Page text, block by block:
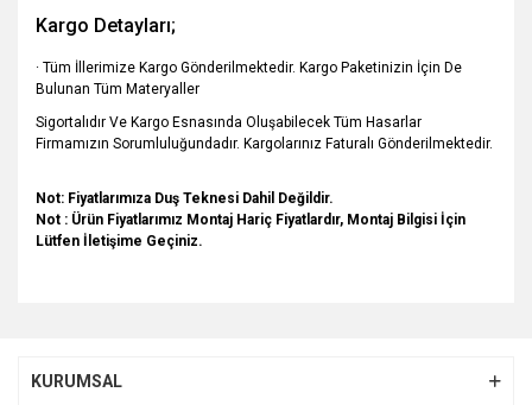
Kargo Detayları;
· Tüm İllerimize Kargo Gönderilmektedir. Kargo Paketinizin İçin De
Bulunan Tüm Materyaller
Sigortalıdır Ve Kargo Esnasında Oluşabilecek Tüm Hasarlar
Firmamızın Sorumluluğundadır. Kargolarınız Faturalı Gönderilmektedir.
Not: Fiyatlarımıza Duş Teknesi Dahil Değildir.
Not : Ürün Fiyatlarımız Montaj Hariç Fiyatlardır, Montaj Bilgisi İçin
Lütfen İletişime Geçiniz.
Görüş ve önerileriniz için teşekkür ederiz.
KURUMSAL